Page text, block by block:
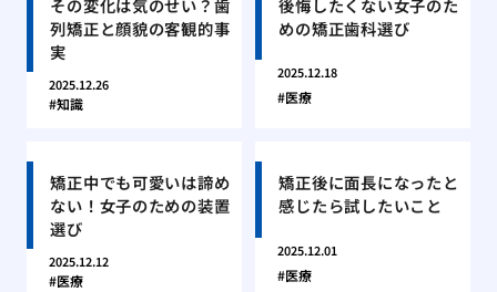
列矯正と顔貌の客観的事
実
2025.12.26
知識
めの矯正歯科選び
2025.12.18
医療
矯正中でも可愛いは諦め
ない！女子のための装置
選び
2025.12.12
医療
矯正後に面長になったと
感じたら試したいこと
2025.12.01
医療